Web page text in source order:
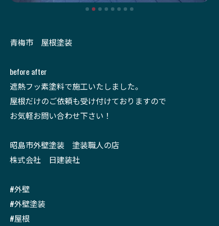
青梅市 屋根塗装
before after
遮熱フッ素塗料で施工いたしました。
屋根だけのご依頼も受け付けておりますので
お気軽お問い合わせ下さい！
昭島市外壁塗装 塗装職人の店
株式会社 日建装社
#外壁
#外壁塗装
#屋根